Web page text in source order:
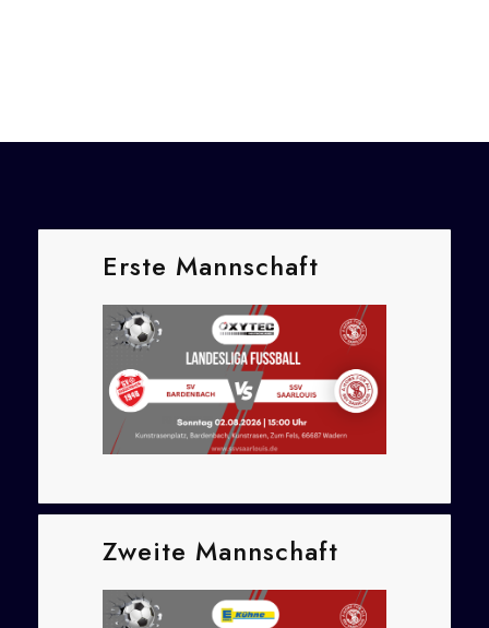
Erste Mannschaft
Zweite Mannschaft